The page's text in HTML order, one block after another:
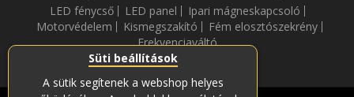
Süti beállítások
A sütik segítenek a webshop helyes
LED fénycső LED panel
Ipari mágneskapcsoló
Motorvédelem
Kismegszakító
Fém elosztószekrény
Frekvenciaváltó